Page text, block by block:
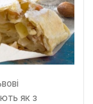
як з